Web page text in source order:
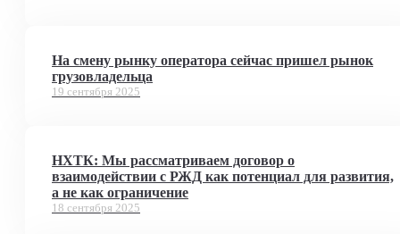
На смену рынку оператора сейчас пришел рынок
грузовладельца
19 сентября 2025
НХТК: Мы рассматриваем договор о
взаимодействии с РЖД как потенциал для развития,
а не как ограничение
18 сентября 2025